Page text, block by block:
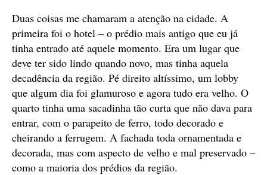
Duas coisas me chamaram a atenção na cidade. A
primeira foi o hotel – o prédio mais antigo que eu já
tinha entrado até aquele momento. Era um lugar que
deve ter sido lindo quando novo, mas tinha aquela
decadência da região. Pé direito altíssimo, um lobby
que algum dia foi glamuroso e agora tudo era velho. O
quarto tinha uma sacadinha tão curta que não dava para
entrar, com o parapeito de ferro, todo decorado e
cheirando a ferrugem. A fachada toda ornamentada e
decorada, mas com aspecto de velho e mal preservado –
como a maioria dos prédios da região.